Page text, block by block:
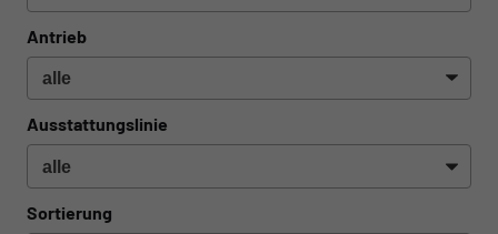
Antrieb
Ausstattungslinie
Sortierung